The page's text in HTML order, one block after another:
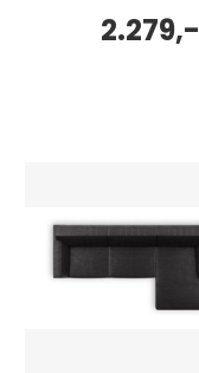
2.279,-